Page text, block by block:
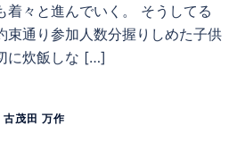
着々と進んでいく。 そうしてる
束通り参加人数分握りしめた子供
に炊飯しな […]
古茂田 万作